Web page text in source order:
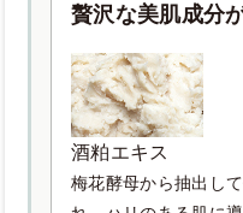
贅沢な美肌成分
酒粕エキス
梅花酵母から抽出し